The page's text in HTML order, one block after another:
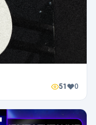
51 0